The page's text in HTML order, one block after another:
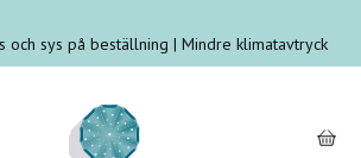
och sys på beställning | Mindre klimatavtryck